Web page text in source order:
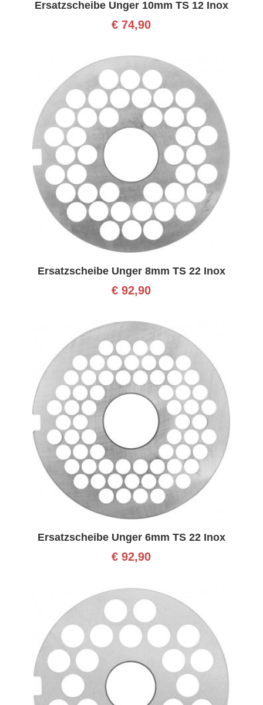
Ersatzscheibe Unger 10mm TS 12 Inox
€ 74,90
Ersatzscheibe Unger 8mm TS 22 Inox
€ 92,90
Ersatzscheibe Unger 6mm TS 22 Inox
€ 92,90